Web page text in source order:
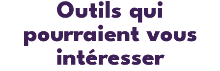
Outils qui
pourraient vous
intéresser